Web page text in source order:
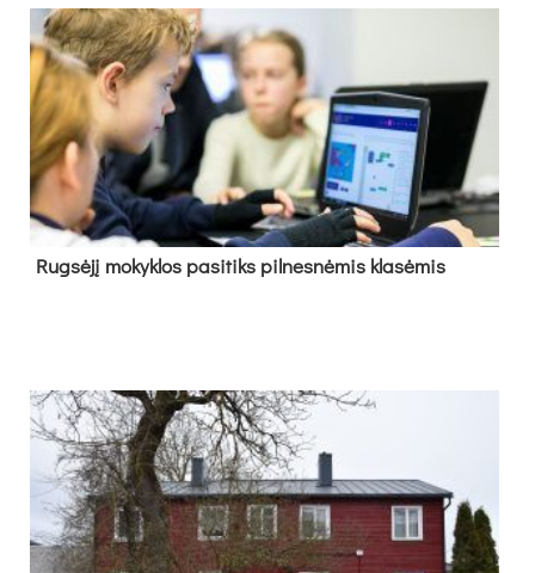
Rug­sė­jį mo­kyk­los pa­si­tiks pil­nes­nė­mis kla­sė­mis